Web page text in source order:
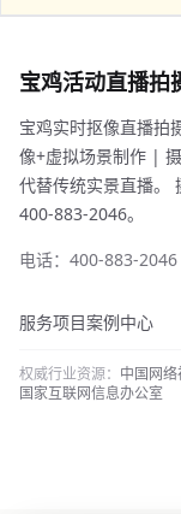
宝鸡活动直播拍
宝鸡实时抠像直播
像+虚拟场景制作 |
代替传统实景直播。
400-883-2046。
电话：400-883-2046
服务项目案例中心
权威行业资源： 中国网
国家互联网信息办公室